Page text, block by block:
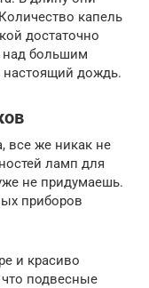
капель
достаточно
над большим
дождь.
все же никак не
ламп для
не придумаешь.
приборов
и красиво
подвесные